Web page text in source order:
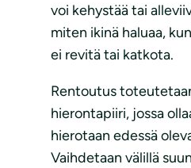
voi kehystää tai
miten ikinä haluaa,
ei revitä tai katkota.
Rentoutus
hierontapiiri, jossa
hierotaan edessä
Vaihdetaan välillä